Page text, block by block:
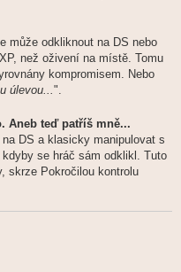
může odkliknout na DS nebo
než oživení na místě. Tomu
kompromisem. Nebo
úlevou... ".
Aneb teď patříš mně...
DS a klasicky manipulovat s
se hráč sám odklikl. Tuto
skrze Pokročilou kontrolu